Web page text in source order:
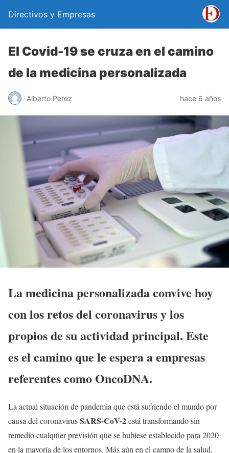
Directivos y Empresas
El Covid-19 se cruza en el camino
de la medicina personalizada
Alberto Perez hace 6 años
La medicina personalizada convive hoy
con los retos del coronavirus y los
propios de su actividad principal. Este
es el camino que le espera a empresas
referentes como OncoDNA.
La actual situación de pandemia que está sufriendo el mundo por
causa del coronavirusSARS-CoV-2está transformando sin
remedio cualquier previsión que se hubiese establecido para 2020
en la mayoría de los entornos. Más aún en el campo de la salud,